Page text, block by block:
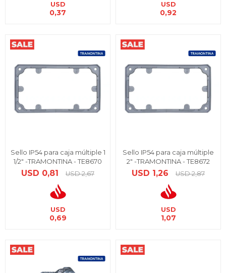
USD
0,37
USD
0,92
Sello IP54 para caja múltiple 1
1/2" -TRAMONTINA - TE8670
USD 0,81 USD 2,67
USD
0,69
Sello IP54 para caja múltiple
2" -TRAMONTINA - TE8672
USD 1,26 USD 2,87
USD
1,07